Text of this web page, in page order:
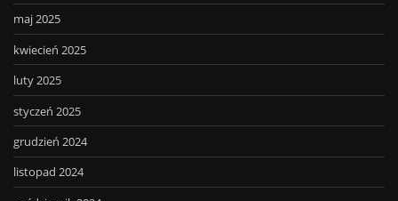
maj 2025
kwiecień 2025
luty 2025
styczeń 2025
grudzień 2024
listopad 2024